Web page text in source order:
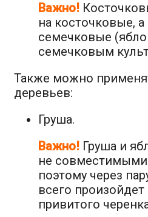
Важно!
на косточковые,
семечковые
семечковым
Также можно
деревьев:
Груша.
Важно! Груша и
не совместимыми
поэтому через
всего
привитого